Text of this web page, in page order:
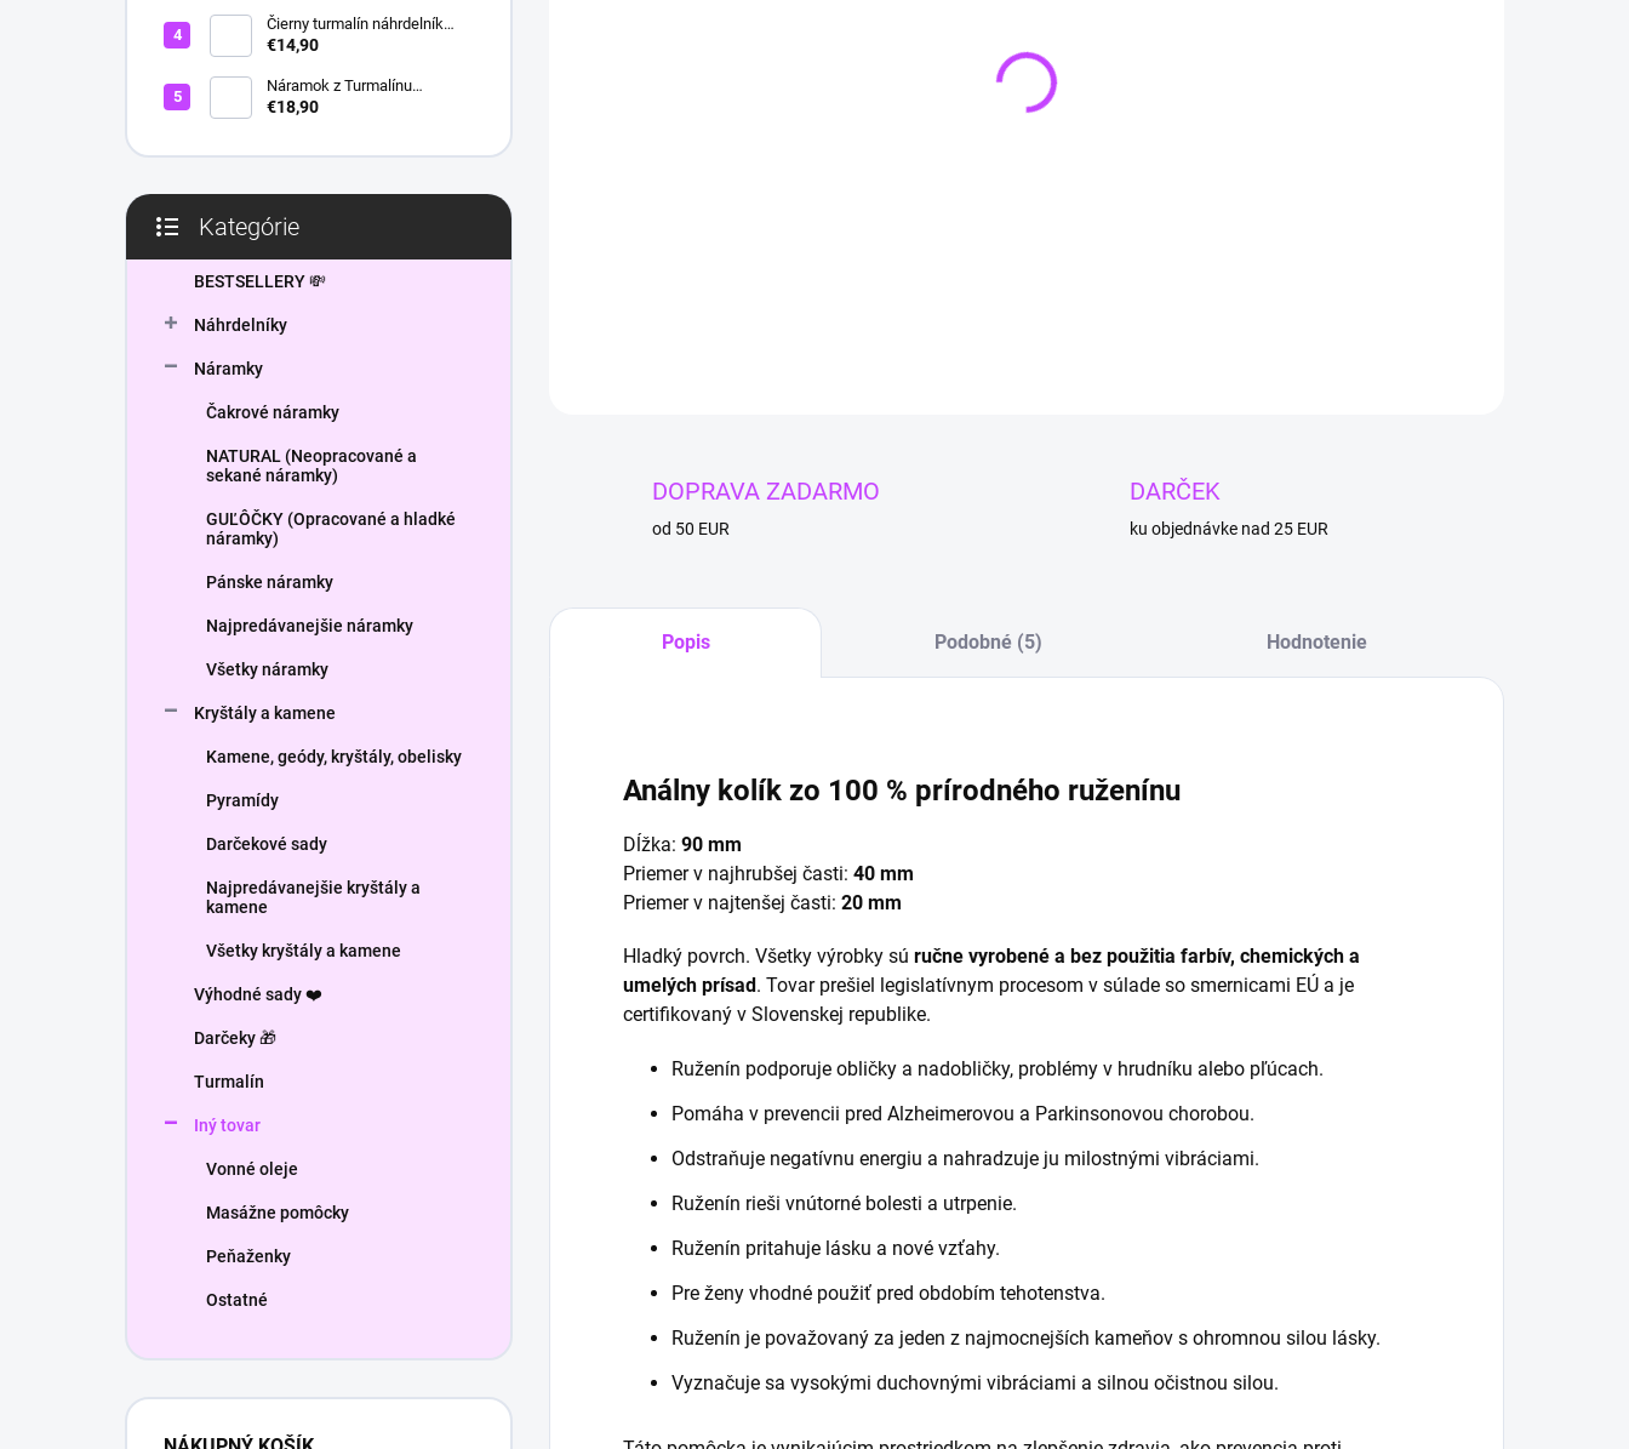
Čierny turmalín náhrdelník
HEXAGON
€14,90
Náramok z Turmalínu
NATURAL - ochranný kameň
€18,90
kategórie
Kategórie
BESTSELLERY 💸
Náhrdelníky
Náramky
Čakrové náramky
NATURAL (Neopracované a
sekané náramky)
GUĽÔČKY (Opracované a hladké
náramky)
Pánske náramky
Najpredávanejšie náramky
Všetky náramky
Kryštály a kamene
Kamene, geódy, kryštály, obelisky
Pyramídy
Darčekové sady
Najpredávanejšie kryštály a
kamene
Všetky kryštály a kamene
Výhodné sady ❤️
Darčeky 🎁
Turmalín
Iný tovar
Vonné oleje
Masážne pomôcky
Peňaženky
Ostatné
DOPRAVA ZADARMO
od 50 EUR
DARČEK
ku objednávke nad 25 EUR
Popis Podobné (5) Hodnotenie
Análny kolík zo 100 % prírodného ruženínu
Dĺžka: 90 mm
Priemer v najhrubšej časti: 40 mm
Priemer v najtenšej časti: 20 mm
Hladký povrch. Všetky výrobky sú ručne vyrobené a bez použitia farbív, chemických a
umelých prísad. Tovar prešiel legislatívnym procesom v súlade so smernicami EÚ a je
certifikovaný v Slovenskej republike.
Ruženín podporuje obličky a nadobličky, problémy v hrudníku alebo pľúcach.
Pomáha v prevencii pred Alzheimerovou a Parkinsonovou chorobou.
Odstraňuje negatívnu energiu a nahradzuje ju milostnými vibráciami.
Ruženín rieši vnútorné bolesti a utrpenie.
Ruženín pritahuje lásku a nové vzťahy.
Pre ženy vhodné použiť pred obdobím tehotenstva.
Ruženín je považovaný za jeden z najmocnejších kameňov s ohromnou silou lásky.
Vyznačuje sa vysokými duchovnými vibráciami a silnou očistnou silou.